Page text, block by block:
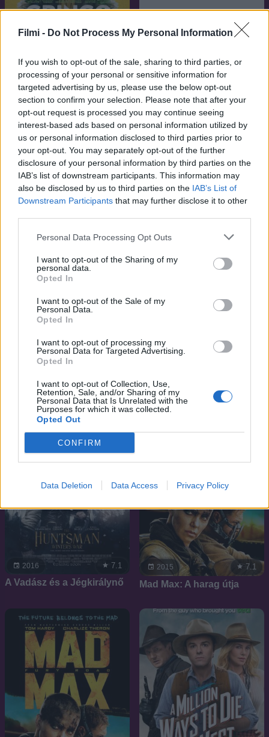
Filmi - Do Not Process My Personal Information
If you wish to opt-out of the sale, sharing to third parties, or
processing of your personal or sensitive information for
targeted advertising by us, please use the below opt-out
section to confirm your selection. Please note that after your
opt-out request is processed you may continue seeing
interest-based ads based on personal information utilized by
us or personal information disclosed to third parties prior to
your opt-out. You may separately opt-out of the further
disclosure of your personal information by third parties on the
IAB’s list of downstream participants. This information may
also be disclosed by us to third parties on the IAB’s List of
Downstream Participants that may further disclose it to other
Personal Data Processing Opt Outs
I want to opt-out of the Sharing of my
personal data.
Opted In
I want to opt-out of the Sale of my
Personal Data.
Opted In
I want to opt-out of processing my
Personal Data for Targeted Advertising.
Opted In
I want to opt-out of Collection, Use,
Retention, Sale, and/or Sharing of my
Personal Data that Is Unrelated with the
Purposes for which it was collected.
Opted Out
CONFIRM
Data Deletion Data Access Privacy Policy
Gringo
2017
Halálos iramban 8
2017 6.7
Atomszőke
Kubo és a varázshúrok
2016 7.1
A Vadász és a Jégkirálynő
2015 7.1
Mad Max: A harag útja